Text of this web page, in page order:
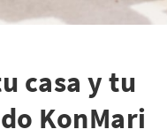
casa y tu
KonMari